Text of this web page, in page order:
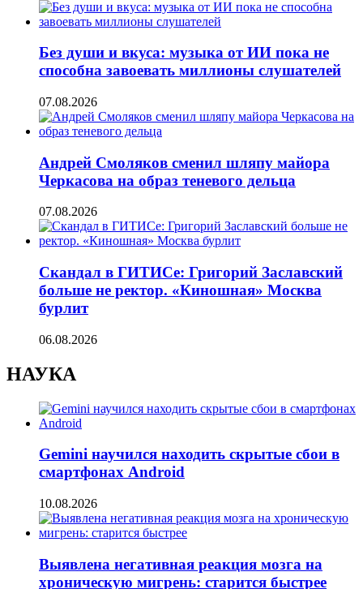
Без души и вкуса: музыка от ИИ пока не
способна завоевать миллионы слушателей
07.08.2026
Андрей Смоляков сменил шляпу майора
Черкасова на образ теневого дельца
07.08.2026
Скандал в ГИТИСе: Григорий Заславский
больше не ректор. «Киношная» Москва
бурлит
06.08.2026
НАУКА
Gemini научился находить скрытые сбои в
смартфонах Android
10.08.2026
Выявлена негативная реакция мозга на
хроническую мигрень: старится быстрее